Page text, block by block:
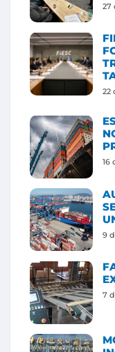
27
22
16
9
7